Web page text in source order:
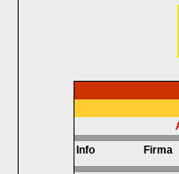
Info
Firma